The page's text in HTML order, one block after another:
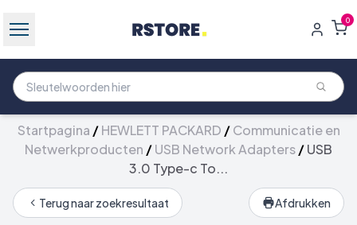
0
Startpagina /HEWLETT PACKARD /Communicatie en
Netwerkproducten /USB Network Adapters/USB
3.0 Type-c To...
Terug naar zoekresultaat Afdrukken